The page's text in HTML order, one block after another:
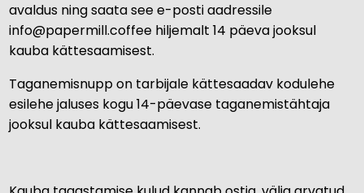
avaldus ning saata see e-posti aadressile
info@papermill.coffee hiljemalt 14 päeva jooksul
kauba kättesaamisest.
Taganemisnupp on tarbijale kättesaadav kodulehe
esilehe jaluses kogu 14-päevase taganemistähtaja
jooksul kauba kättesaamisest.